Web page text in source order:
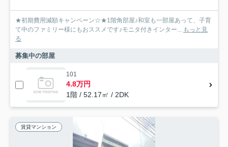
★初期費用減額キャンペーン☆★1階角部屋♪和室も一部屋あって、子育
て中のファミリー様にもおススメです♪モニタ付きインター... もっと見
る
募集中の部屋
101
4.8万円
1階 / 52.17㎡ / 2DK
賃貸マンション